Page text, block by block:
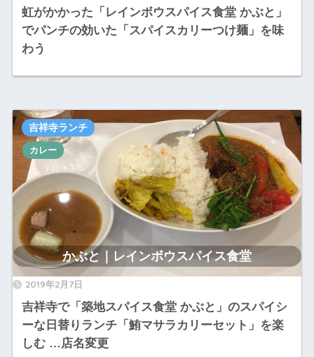
虹がかかった「レインボウスパイス食堂 かぶと」
でパンチの効いた「スパイスカリーつけ麺」を味
わう
2019年2月7日
吉祥寺で「築地スパイス食堂 かぶと」のスパイシ
ーな日替りランチ「鮪マサラカリーセット」を楽
しむ …店名変更
かぶと｜レインボウスパイス食堂
吉祥寺ランチ
カレー